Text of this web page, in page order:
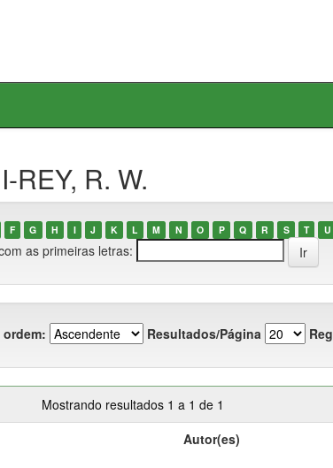
REY, R. W.
F G H I J K L M N O P Q R S T U
as primeiras letras:
ordem: Resultados/Página
Mostrando resultados 1 a 1 de 1
Autor(es)